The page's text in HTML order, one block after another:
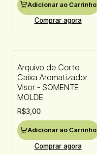
Adicionar ao Carrinho
Comprar agora
Arquivo de Corte
Caixa Aromatizador
Visor - SOMENTE
MOLDE
R$3,00
Adicionar ao Carrinho
Comprar agora